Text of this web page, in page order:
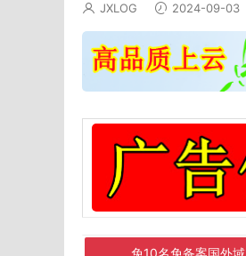
JXLOG 2024-09-03
免10名免备案国外